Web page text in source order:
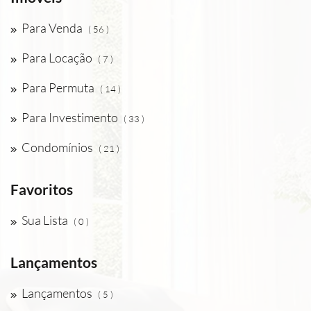
Para Venda ( 56 )
Para Locação ( 7 )
Para Permuta ( 14 )
Para Investimento ( 33 )
Condomínios ( 21 )
Favoritos
Sua Lista ( 0 )
Lançamentos
Lançamentos ( 5 )